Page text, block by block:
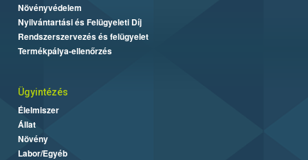
Növényvédelem
Nyilvántartási és Felügyeleti Díj
Rendszerszervezés és felügyelet
Termékpálya-ellenőrzés
Ügyintézés
Élelmiszer
Állat
Növény
Labor/Egyéb